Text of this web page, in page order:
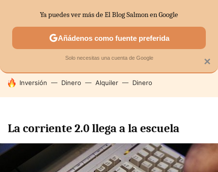
SECTORES ECONOMÍA DOMÉSTICA MERCADOS
HOY SE HABLA DE
Inversión Dinero Alquiler Dinero
La corriente 2.0 llega a la escuela
×
Ya puedes ver más de El Blog Salmon en Google
Añádenos como fuente preferida
Solo necesitas una cuenta de Google